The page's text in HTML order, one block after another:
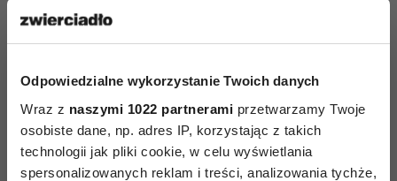
Odpowiedzialne wykorzystanie Twoich danych
Wraz z naszymi 1022 partnerami przetwarzamy Twoje
osobiste dane, np. adres IP, korzystając z takich
technologii jak pliki cookie, w celu wyświetlania
spersonalizowanych reklam i treści, analizowania tychże,
Cytaty o kłamstwie w związku i
miłości
Miłość potrafi usprawiedliwić wiele – także
kłamstwo.W imię uczucia ludzie przemilczają
prawdę, oszukują siebie i innych.Te cytaty